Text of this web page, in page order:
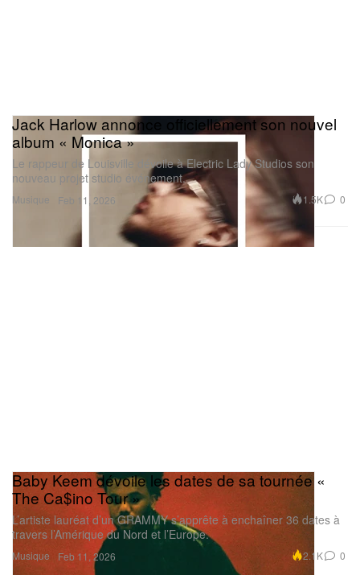
Musique
Jack Harlow annonce officiellement son nouvel
album « Monica »
Le rappeur de Louisville dévoile à Electric Lady Studios son
nouveau projet studio événement.
Feb 11, 2026 1.5K 0
Musique
Baby Keem dévoile les dates de sa tournée «
The Ca$ino Tour »
L’artiste lauréat d’un GRAMMY s’apprête à enchaîner 36 dates à
travers l’Amérique du Nord et l’Europe.
Feb 11, 2026 2.1K 0